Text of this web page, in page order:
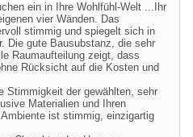
ein in Ihre Wohlfühl-Welt ...Ihr
vier Wänden. Das
stimmig und spiegelt sich in
Die gute Bausubstanz, die sehr
Raumaufteilung zeigt, dass
Rücksicht auf die Kosten und
Stimmigkeit der gewählten, sehr
Materialien und Ihren
ist stimmig, einzigartig